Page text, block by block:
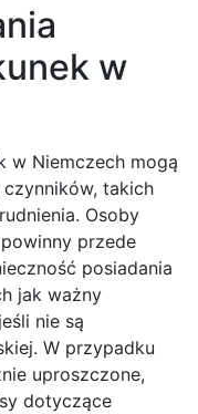
w
w Niemczech mogą
takich
Osoby
przede
posiadania
jak ważny
nie są
W przypadku
uproszczone,
dotyczące